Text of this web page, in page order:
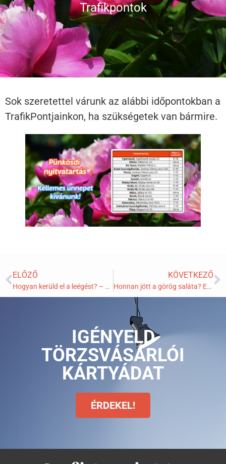
Trafikpontok
Sok szeretettel várunk az alábbi időpontokban a
TrafikPontjainkon, ha szükségetek van bármire.
ELŐZŐ
Hogyan kerüld el a leégést? – Praktikus tippek a biztonságos napozáshoz
KÖVETKEZŐ
Honnan jött a görög saláta? Egy faluból, egy napfényes délutánról.
IGÉNYELD
TÖRZSVÁSÁRLÓI
KÁRTYÁDAT
ÉRDEKEL!